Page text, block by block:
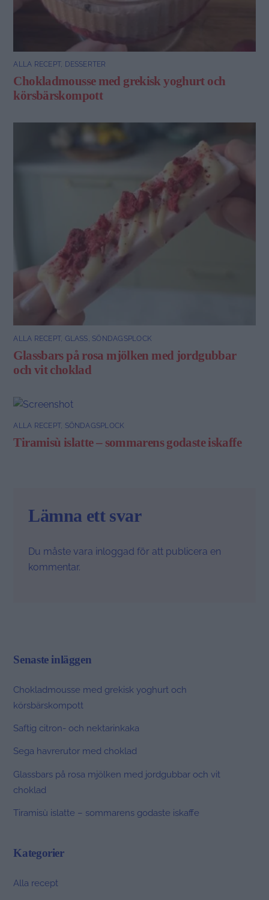
ALLA RECEPT, DESSERTER
Chokladmousse med grekisk yoghurt och
körsbärskompott
ALLA RECEPT, GLASS, SÖNDAGSPLOCK
Glassbars på rosa mjölken med jordgubbar
och vit choklad
ALLA RECEPT, SÖNDAGSPLOCK
Tiramisù islatte – sommarens godaste iskaffe
Lämna ett svar
Du måste vara inloggad för att publicera en
kommentar.
Senaste inläggen
Chokladmousse med grekisk yoghurt och
körsbärskompott
Saftig citron- och nektarinkaka
Sega havrerutor med choklad
Glassbars på rosa mjölken med jordgubbar och vit
choklad
Tiramisù islatte – sommarens godaste iskaffe
Kategorier
Alla recept